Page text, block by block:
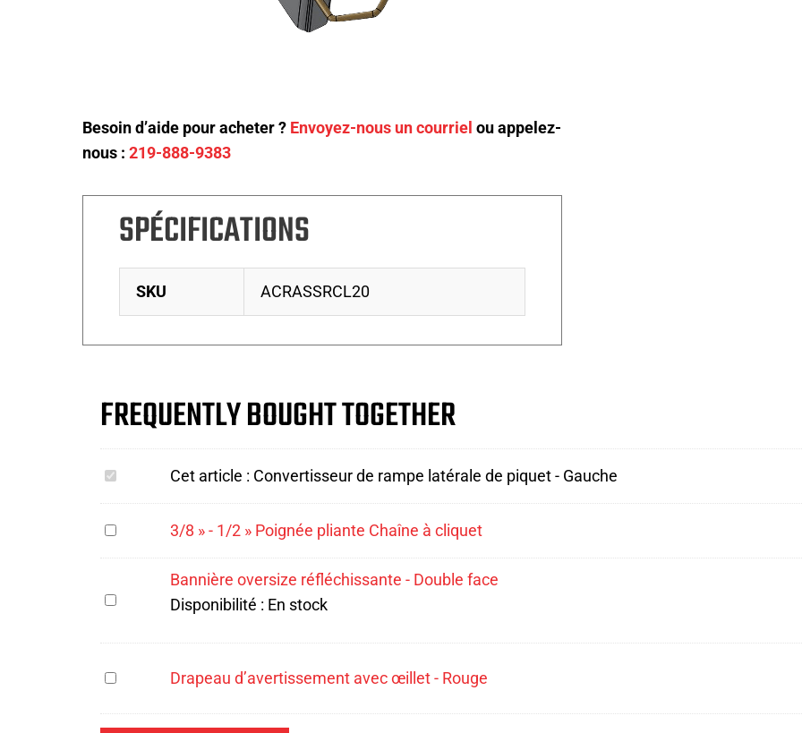
Besoin d’aide pour acheter ? Envoyez-nous un courriel ou appelez-
nous : 219-888-9383
SPÉCIFICATIONS
SKU ACRASSRCL20
FREQUENTLY BOUGHT TOGETHER
Convertisseur
de
rampe
piquet
Cet article : Convertisseur de rampe latérale de piquet - Gauche
3/8 »
-
Poignée
à
3/8 » - 1/2 » Poignée pliante Chaîne à cliquet
Bannière
-
face
Bannière oversize réfléchissante - Double face
Disponibilité : En stock
Drapeau
avec
Drapeau d’avertissement avec œillet - Rouge